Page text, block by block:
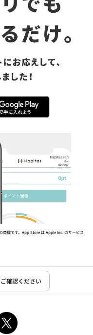
商標です。App Store は Apple Inc. のサービス
確認ください